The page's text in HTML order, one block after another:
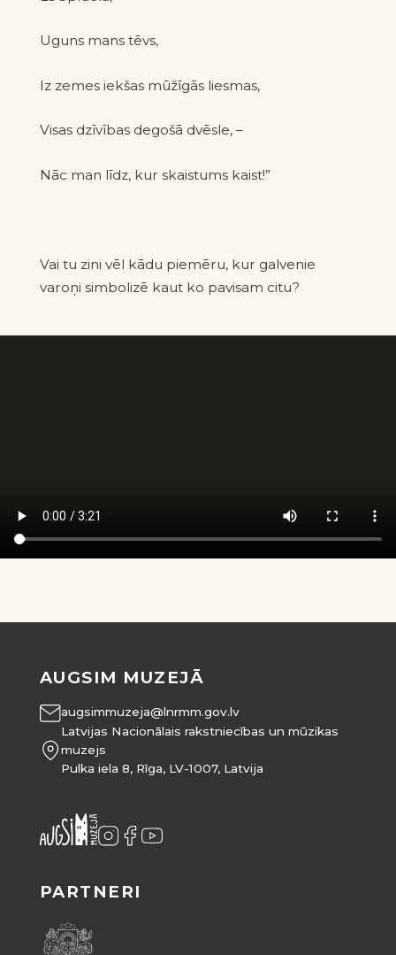
Uguns mans tēvs,
Iz zemes iekšas mūžīgās liesmas,
Visas dzīvības degošā dvēsle, –
Nāc man līdz, kur skaistums kaist!”
Vai tu zini vēl kādu piemēru, kur galvenie
varoņi simbolizē kaut ko pavisam citu?
AUGSIM MUZEJĀ
augsimmuzeja@lnrmm.gov.lv
Latvijas Nacionālais rakstniecības un mūzikas
muzejs
Pulka iela 8, Rīga, LV-1007, Latvija
PARTNERI